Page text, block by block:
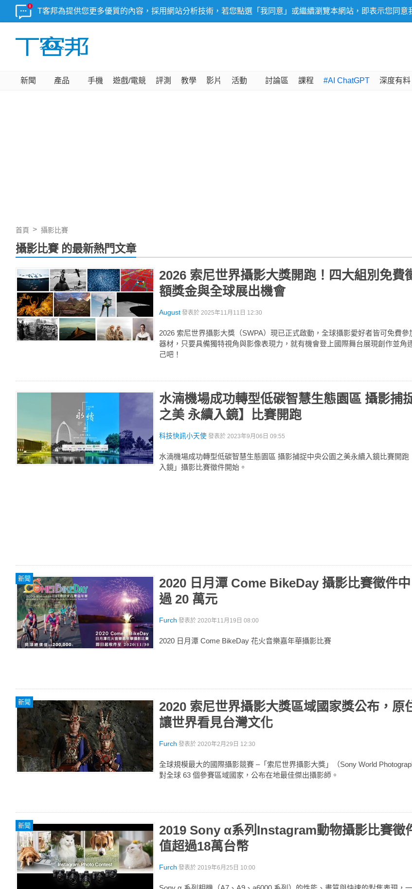
T客邦為提供您更多優質的內容，採用網站分析技術，若您點選「我同意」或繼續瀏覽本網站，即表示您同意
新聞 產品 手機 遊戲/電競 評測 教學 影片 活動 討論區 課程 #AI ChatGPT 深度有料
首頁 攝影比賽
攝影比賽 的最新熱門文章
2026 索尼世界攝影大獎開跑！四大組別免費
額獎金與全球展出機會
August 發表於 2025年11月11日 12:30
2026 索尼世界攝影大獎（SWPA）現已正式啟動，全球攝影愛好者皆可免費
器材，只要具備獨特視角與影像表現力，就有機會登上國際舞台展現創作並角
己吧！
水湳機場成功轉型低碳智慧生態園區 攝影捕
之美 永續入鏡】比賽開跑
科技快訊小天使 發表於 2023年9月06日 09:55
水湳機場成功轉型低碳智慧生態園區 攝影捕捉中央公園之美永續入鏡比賽開跑
入鏡」攝影比賽徵件開始。
新聞
2020 日月潭 Come BikeDay 攝影比賽徵件
過 20 萬元
Furch 發表於 2020年11月19日 08:00
2020 日月潭 Come BikeDay 花火音樂嘉年華攝影比賽
新聞
2020 索尼世界攝影大獎區域國家獎公布，原
讓世界看見台灣文化
Furch 發表於 2020年2月29日 12:30
全球規模最大的國際攝影競賽 –「索尼世界攝影大獎」（Sony World
對全球 63 個參賽區域國家，公布在地最佳傑出攝影師。
新聞
2019 Sony α系列Instagram動物攝影比賽徵
值超過18萬台幣
Furch 發表於 2019年6月25日 10:00